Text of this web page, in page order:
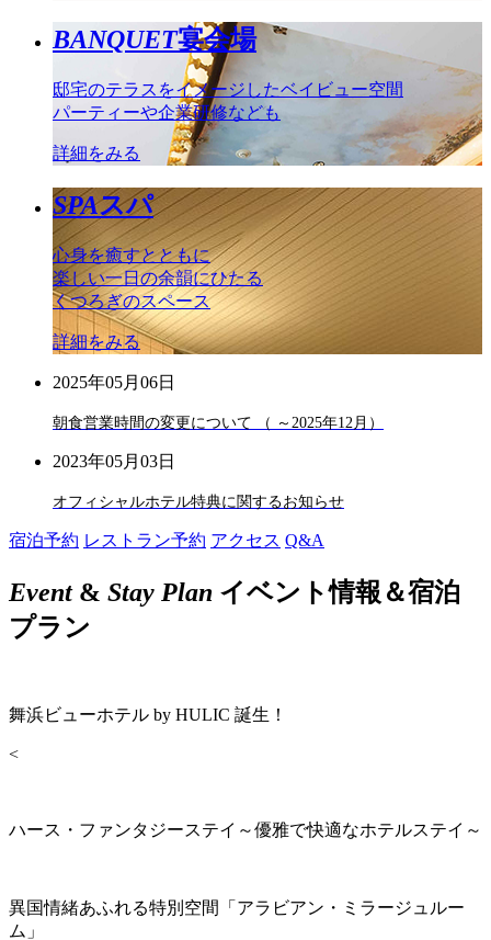
BANQUET宴会場
邸宅のテラスをイメージしたベイビュー空間
パーティーや企業研修なども
詳細をみる
SPAスパ
心身を癒すとともに
楽しい一日の余韻にひたる
くつろぎのスペース
詳細をみる
2025年05月06日
朝食営業時間の変更について （ ～2025年12月）
2023年05月03日
オフィシャルホテル特典に関するお知らせ
宿泊予約 レストラン予約 アクセス Q&A
Event& Stay Plan イベント情報＆宿泊
プラン
舞浜ビューホテル by HULIC 誕生！
<
ハース・ファンタジーステイ～優雅で快適なホテルステイ～
異国情緒あふれる特別空間「アラビアン・ミラージュルー
ム」